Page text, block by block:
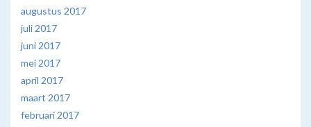
augustus 2017
juli 2017
juni 2017
mei 2017
april 2017
maart 2017
februari 2017